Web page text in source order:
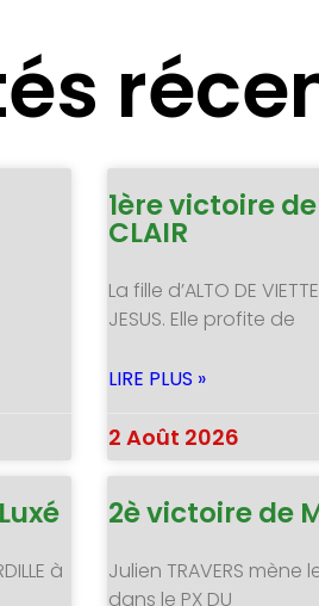
1ère victoire de
CLAIR
La fille d’ALTO DE
JESUS. Elle profite de
LIRE PLUS »
2 Août 2026
à
2è victoire de
Julien TRAVERS mène
dans le PX DU